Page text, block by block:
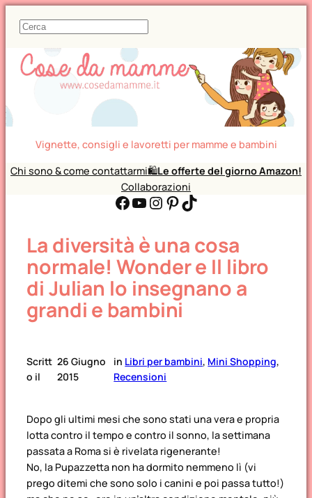
C
r
c
Vignette, consigli e lavoretti per mamme e bambini
Chi sono & come contattarmi🛍️Le offerte del giorno Amazon!
Collaborazioni
Facebook YouTube Instagram Pinterest TikTok
La diversità è una cosa
normale! Wonder e Il libro
di Julian lo insegnano a
grandi e bambini
Scritt
o il
26 Giugno
2015
in Libri per bambini, Mini Shopping
Recensioni
Dopo gli ultimi mesi che sono stati una vera e propria
lotta contro il tempo e contro il sonno, la settimana
passata a Roma si è rivelata rigenerante!
No, la Pupazzetta non ha dormito nemmeno lì (vi
prego ditemi che sono solo i canini e poi passa tutto!)